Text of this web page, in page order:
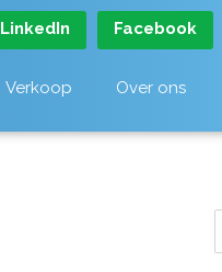
LinkedIn Facebook
Verkoop Over ons